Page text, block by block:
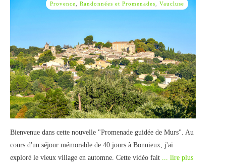
Provence Randonnées et Promenades Vaucluse
Bienvenue dans cette nouvelle "Promenade guidée de Murs". Au
cours d'un séjour mémorable de 40 jours à Bonnieux, j'ai
exploré le vieux village en automne. Cette vidéo fait ... lire plus